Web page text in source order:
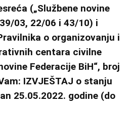
(„Službene novine
03, 22/06 i 43/10) i
o organizovanju i
centara civilne
Federacije BiH“, broj
IZVJEŠTAJ o stanju
25.05.2022. godine (do